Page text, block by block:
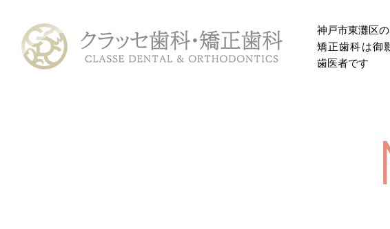
神戸市東灘区
矯正歯科は御
歯医者です
医院につ
根管